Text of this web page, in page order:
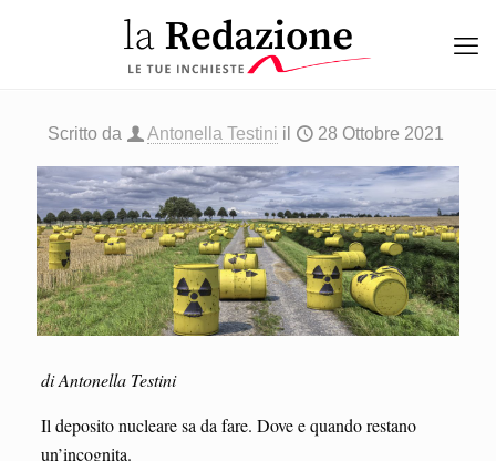
Scritto da Antonella Testini il 28 Ottobre 2021
di Antonella Testini
Il deposito nucleare sa da fare. Dove e quando restano
un’incognita.